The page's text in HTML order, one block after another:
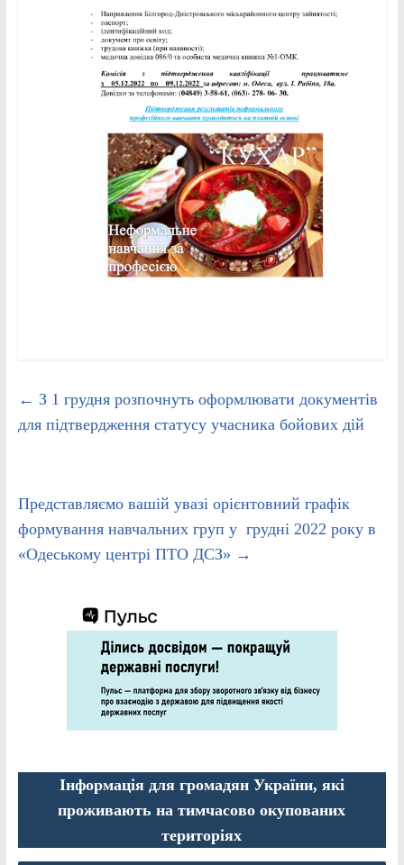
← З 1 грудня розпочнуть оформлювати документів
для підтвердження статусу учасника бойових дій
Представляємо вашій увазі орієнтовний графік
формування навчальних груп у грудні 2022 року в
«Одеському центрі ПТО ДСЗ» →
Інформація для громадян України, які
проживають на тимчасово окупованих
територіях